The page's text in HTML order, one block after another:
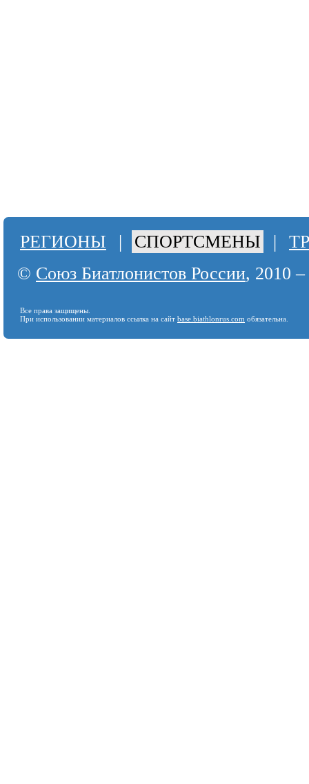
РЕГИОНЫ | СПОРТСМЕНЫ |
© Союз Биатлонистов России, 2010
Все права защищены.
При использовании материалов ссылка на сайт base.biathlonrus.com обязательна.